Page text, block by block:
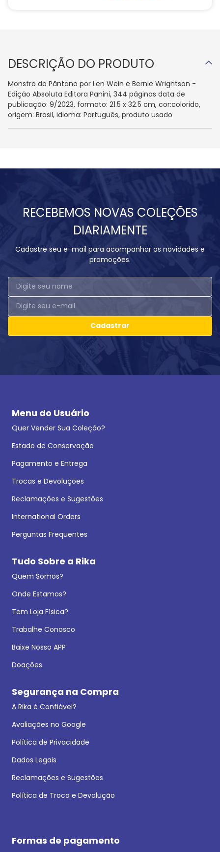
DESCRIÇÃO DO PRODUTO
Monstro do Pântano por Len Wein e Bernie Wrightson -
Edição Absoluta Editora Panini, 344 páginas data de
publicação: 9/2023, formato: 21.5 x 32.5 cm, cor:colorido,
origem: Brasil, idioma: Português, produto usado
RECEBEMOS NOVAS COLEÇÕES
DIARIAMENTE
Cadastre seu e-mail para acompanhar as novidades e
promoções.
Cadastrar
Menu do Usuário
Quer Vender Sua Coleção?
Estado de Conservação
Pagamento e Entrega
Trocas e Devoluções
Reclamações e Sugestões
International Orders
Perguntas Frequentes
Tudo Sobre a Rika
Quem Somos?
Onde Estamos?
Tem Loja Física?
Trabalhe Conosco
Baixe Nosso APP
Doações
Segurança na Compra
A Rika é Confiável?
Avaliações no Google
Política de Privacidade
Dados Legais
Reclamações e Sugestões
Política de Troca e Devolução
Formas de pagamento